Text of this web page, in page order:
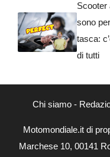
Scooter
sono
tasca:
di tutti
Chi siamo-
Motomondiale.it di
Marchese 10, 00141